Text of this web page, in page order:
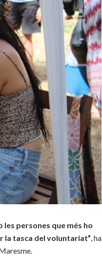
persones que més ho
la tasca del voluntariat”, ha